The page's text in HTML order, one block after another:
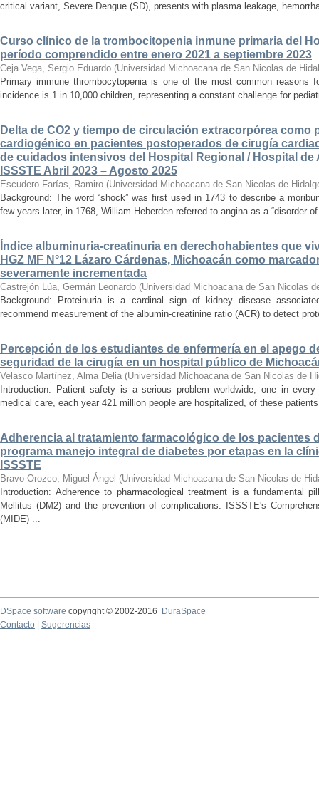
critical variant, Severe Dengue (SD), presents with plasma leakage,
Curso clínico de la trombocitopenia inmune primaria del
período comprendido entre enero 2021 a septiembre 2023
Ceja Vega, Sergio Eduardo (Universidad Michoacana de San Nicolas de
Primary immune thrombocytopenia is one of the most common reasons
incidence is 1 in 10,000 children, representing a constant challenge for
Delta de CO2 y tiempo de circulación extracorpórea como
cardiogénico en pacientes postoperados de cirugía
de cuidados intensivos del Hospital Regional / Hospital de
ISSSTE Abril 2023 – Agosto 2025
Escudero Farías, Ramiro (Universidad Michoacana de San Nicolas de
Background: The word “shock” was first used in 1743 to describe a
few years later, in 1768, William Heberden referred to angina as a “disorder
Índice albuminuria-creatinuria en derechohabientes que
HGZ MF N°12 Lázaro Cárdenas, Michoacán como
severamente incrementada
Castrejón Lúa, Germán Leonardo (Universidad Michoacana de San Nicolas
Background: Proteinuria is a cardinal sign of kidney disease
recommend measurement of the albumin-creatinine ratio (ACR) to detect
Percepción de los estudiantes de enfermería en el apego
seguridad de la cirugía en un hospital público de
Velasco Martínez, Alma Delia (Universidad Michoacana de San Nicolas de
Introduction. Patient safety is a serious problem worldwide, one in
medical care, each year 421 million people are hospitalized, of these
Adherencia al tratamiento farmacológico de los pacientes
programa manejo integral de diabetes por etapas en la
ISSSTE
Bravo Orozco, Miguel Ángel (Universidad Michoacana de San Nicolas de
Introduction: Adherence to pharmacological treatment is a fundamental
Mellitus (DM2) and the prevention of complications. ISSSTE's
(MIDE) ...
DSpace software copyright © 2002-2016
DuraSpace
Contacto
Sugerencias